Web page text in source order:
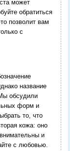
может
обратиться
позволит вам
с
название
обсудили
форм и
то, что
кожа: оно
и
с любовью.